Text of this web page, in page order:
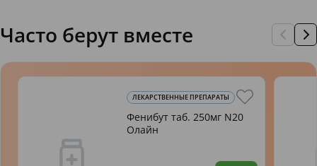
Часто берут вместе
ЛЕКАРСТВЕННЫЕ ПРЕПАРАТЫ
Фенибут таб. 250мг N20
Олайн